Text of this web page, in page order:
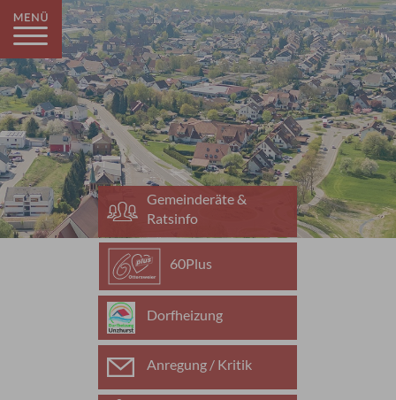
Gemeinderäte &
Ratsinfo
60Plus
Dorfheizung
Anregung / Kritik